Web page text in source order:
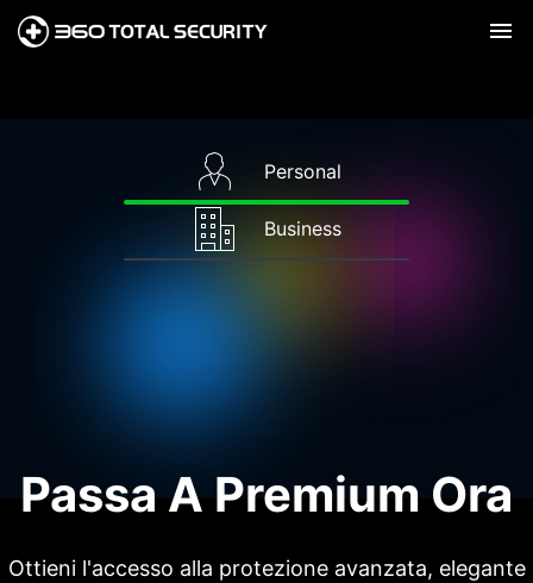
Personal
Business
Passa A Premium Ora
Ottieni l'accesso alla protezione avanzata, elegante